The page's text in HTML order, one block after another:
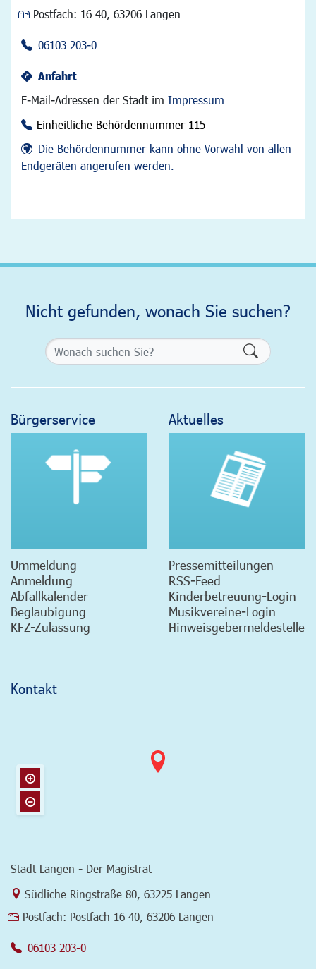
Postfach: 16 40, 63206 Langen
06103 203-0
Anfahrt
E-Mail-Adressen der Stadt im Impressum
Einheitliche Behördennummer 115
Die Behördennummer kann ohne Vorwahl von allen
Endgeräten angerufen werden.
Nicht gefunden, wonach Sie suchen?
Bürgerservice
Ummeldung
Anmeldung
Abfallkalender
Beglaubigung
KFZ-Zulassung
Aktuelles
Pressemitteilungen
RSS-Feed
Kinderbetreuung-Login
Musikvereine-Login
Hinweisgebermeldestelle
Kontakt
Stadt Langen - Der Magistrat
Link zur Google-Maps Navigation
Südliche Ringstraße 80 63225 Langen
Postfach: Postfach 16 40, 63206 Langen
06103 203-0